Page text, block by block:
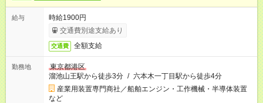
給与
時給1900円
交通費別途支給あり
交通費 全額支給
勤務地
東京都港区
溜池山王駅から徒歩3分 / 六本木一丁目駅から徒歩4分
産業用装置専門商社／船舶エンジン・工作機械・半導体装置
など